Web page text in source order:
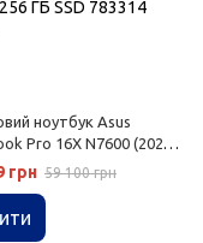
ноутбук Asus
Pro 16X N7600 (2021)
(3840x2400) Intel
11370H (3.3-4.80 ГГц)
GeForce RTX 3050 4 ГБ
ГБ 256 ГБ SSD
грн 59 100 грн